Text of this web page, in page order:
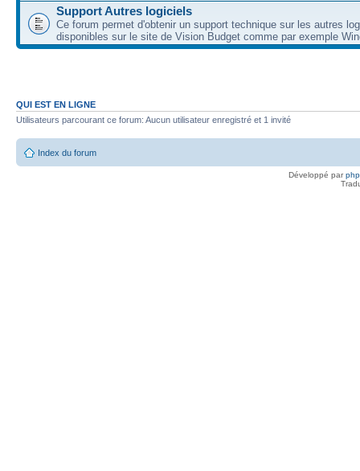
Support Autres logiciels
Ce forum permet d'obtenir un support technique sur les autres
disponibles sur le site de Vision Budget comme par exemple
QUI EST EN LIGNE
Utilisateurs parcourant ce forum: Aucun utilisateur enregistré et 1 invité
Index du forum
Développé par